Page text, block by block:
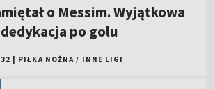
o Messim. Wyjątkowa
dedykacja po golu
PIŁKA NOŻNA / INNE LIGI